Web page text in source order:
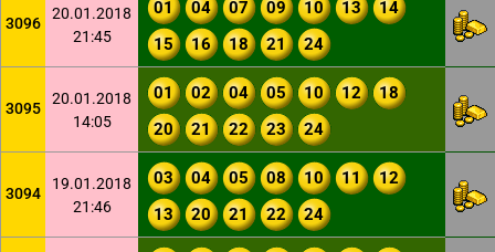
3096
20.01.2018
21:45
01 04 07 09 10 13
14
15
16 18 21 24
3095
20.01.2018
14:05
01 02 04 05 10 12
18
20
21 22 23 24
3094
19.01.2018
21:46
03 04 05 08 10 11
12
13
20 21 22 24